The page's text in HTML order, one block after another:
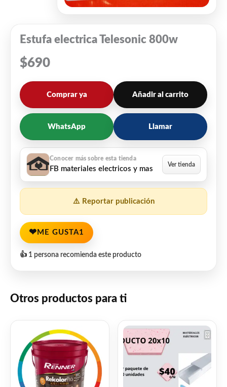
Estufa electrica Telesonic 800w
$690
Comprar ya Añadir al carrito
WhatsApp Llamar
FB materiales electricos y mas
⚠️ Reportar publicación
❤ ME GUSTA1
👍 1 persona recomienda este producto
Otros productos para ti